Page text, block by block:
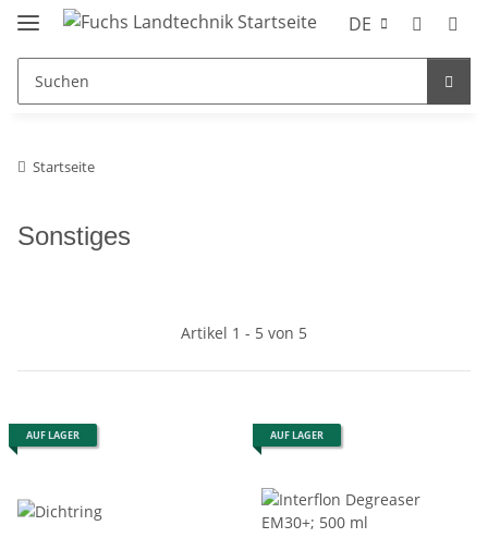
DE
Startseite
Sonstiges
Artikel 1 - 5 von 5
AUF LAGER AUF LAGER